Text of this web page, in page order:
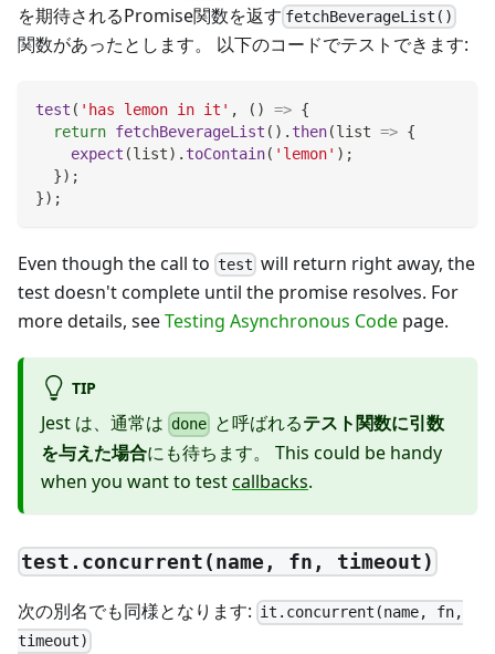
を期待されるPromise関数を返す fetchBeverageList()
関数があったとします。 以下のコードでテストできます:
test ( 'has lemon in it' , ( ) => {
return fetchBeverageList ( ) . then(list => {
expect (list) . toContain( 'lemon' ) ;
}) ;
}) ;
Even though the call to test will return right away, the
test doesn't complete until the promise resolves. For
more details, seeTesting Asynchronous Code page.
TIP
Jest は、通常は done と呼ばれるテスト関数に引数
を与えた場合にも待ちます。 This could be handy
when you want to testcallbacks.
test.concurrent(name, fn, timeout)
次の別名でも同様となります: it.concurrent(name, fn,
timeout)